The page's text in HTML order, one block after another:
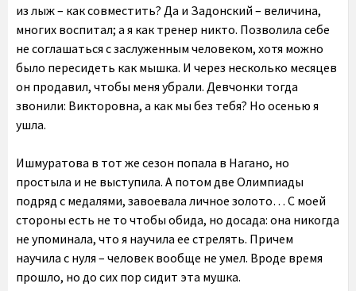
из лыж – как совместить? Да и Задонский – величина,
многих воспитал; а я как тренер никто. Позволила себе
не соглашаться с заслуженным человеком, хотя можно
было пересидеть как мышка. И через несколько месяцев
он продавил, чтобы меня убрали. Девчонки тогда
звонили: Викторовна, а как мы без тебя? Но осенью я
ушла.
Ишмуратова в тот же сезон попала в Нагано, но
простыла и не выступила. А потом две Олимпиады
подряд с медалями, завоевала личное золото… С моей
стороны есть не то чтобы обида, но досада: она никогда
не упоминала, что я научила ее стрелять. Причем
научила с нуля – человек вообще не умел. Вроде время
прошло, но до сих пор сидит эта мушка.